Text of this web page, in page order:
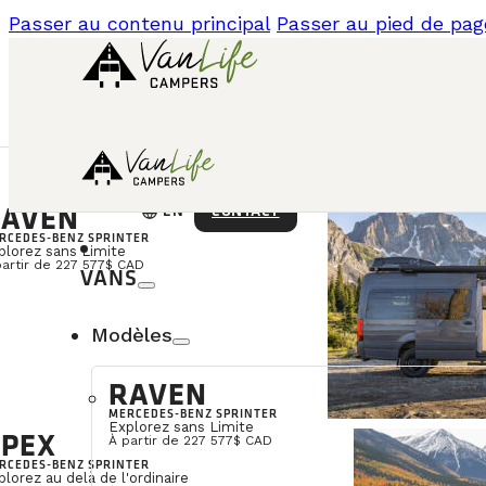
Passer au contenu principal Passer au pied de
BENZ SPRINTER
sans Limite
de 227 577$ CAD
BENZ SPRINTER
au delà de l'ordinaire
languageEN CONTACT
VANS
Modèles
RAVEN
MERCEDES-BENZ SPRINTER
Explorez sans Limite
À partir de 227 577$ CAD